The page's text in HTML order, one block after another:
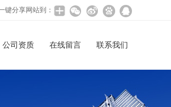
键分享网站到：
公司资质 在线留言 联系我们